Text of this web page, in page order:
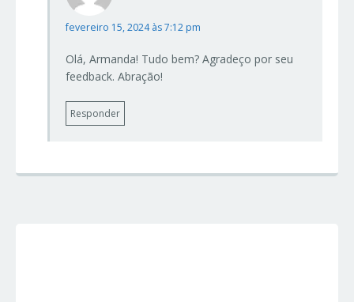
fevereiro 15, 2024 às 7:12 pm
Olá, Armanda! Tudo bem? Agradeço por seu
feedback. Abração!
Responder